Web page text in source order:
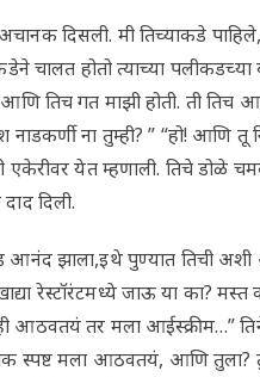
दिसली. मी तिच्याकडे
चालत होतो त्याच्या
आणि तिच गत माझी होती. ती
ना तुम्ही? ” “हो! आणि
एकेरीवर येत म्हणाली. तिचे डोळे
दिली.
आनंद झाला,इथे पुण्यात तिची
रेस्टॉरंटमध्ये जाऊ या का?
आठवतयं तर मला आईस्क्रीम…”
स्पष्ट मला आठवतयं, आणि